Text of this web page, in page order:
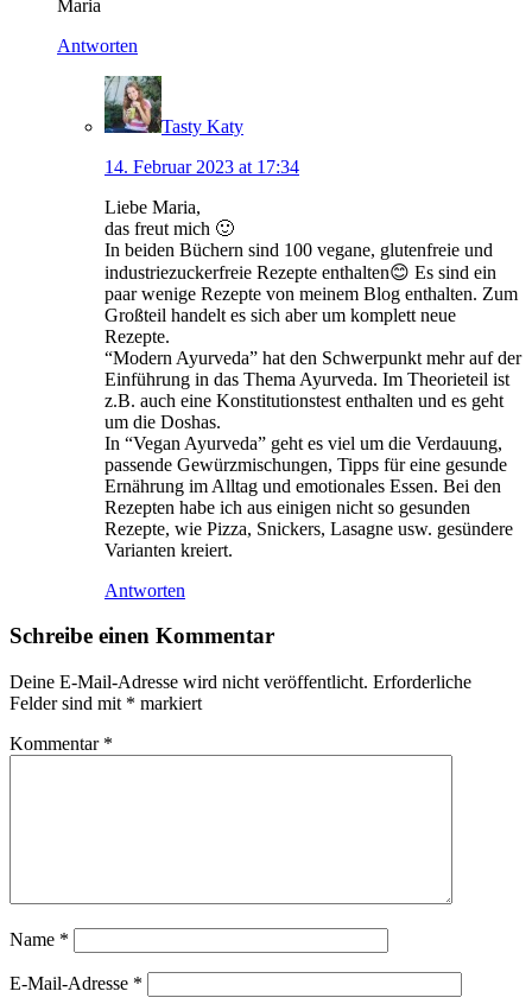
Maria
Antworten
Tasty Katy
14. Februar 2023 at 17:34
Liebe Maria,
das freut mich 🙂
In beiden Büchern sind 100 vegane, glutenfreie und
industriezuckerfreie Rezepte enthalten😊 Es sind ein
paar wenige Rezepte von meinem Blog enthalten. Zum
Großteil handelt es sich aber um komplett neue
Rezepte.
“Modern Ayurveda” hat den Schwerpunkt mehr auf der
Einführung in das Thema Ayurveda. Im Theorieteil ist
z.B. auch eine Konstitutionstest enthalten und es geht
um die Doshas.
In “Vegan Ayurveda” geht es viel um die Verdauung,
passende Gewürzmischungen, Tipps für eine gesunde
Ernährung im Alltag und emotionales Essen. Bei den
Rezepten habe ich aus einigen nicht so gesunden
Rezepte, wie Pizza, Snickers, Lasagne usw. gesündere
Varianten kreiert.
Antworten
Schreibe einen Kommentar
Deine E-Mail-Adresse wird nicht veröffentlicht. Erforderliche
Felder sind mit * markiert
Kommentar *
Name *
E-Mail-Adresse *